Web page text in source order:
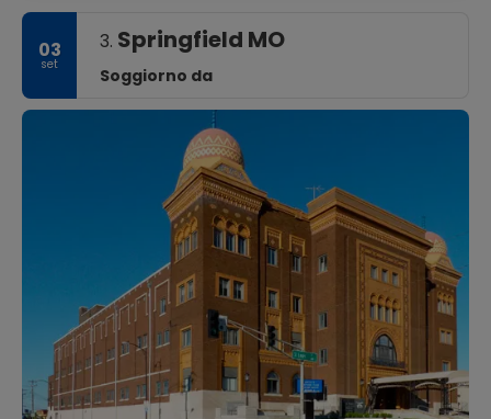
03
set
3. Springfield MO
Soggiorno da